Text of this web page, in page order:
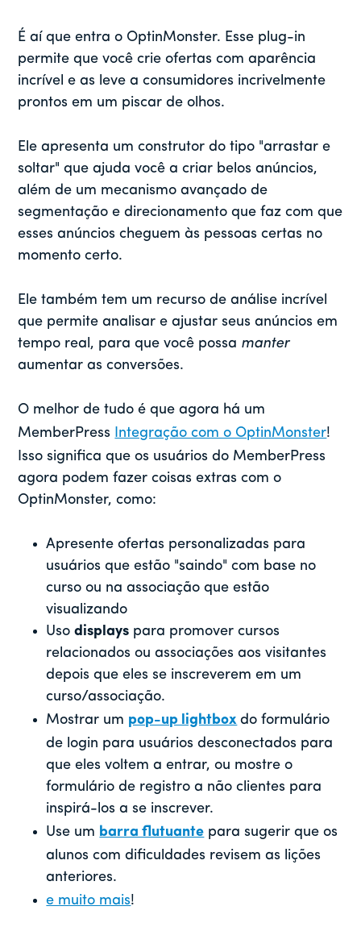
É aí que entra o OptinMonster. Esse plug-in
permite que você crie ofertas com aparência
incrível e as leve a consumidores incrivelmente
prontos em um piscar de olhos.
Ele apresenta um construtor do tipo "arrastar e
soltar" que ajuda você a criar belos anúncios,
além de um mecanismo avançado de
segmentação e direcionamento que faz com que
esses anúncios cheguem às pessoas certas no
momento certo.
Ele também tem um recurso de análise incrível
que permite analisar e ajustar seus anúncios em
tempo real, para que você possa manter
aumentar as conversões.
O melhor de tudo é que agora há um
MemberPress Integração com o OptinMonster!
Isso significa que os usuários do MemberPress
agora podem fazer coisas extras com o
OptinMonster, como:
Apresente ofertas personalizadas para
usuários que estão "saindo" com base no
curso ou na associação que estão
visualizando
Usodisplays para promover cursos
relacionados ou associações aos visitantes
depois que eles se inscreverem em um
curso/associação.
Mostrar um pop-up lightbox do formulário
de login para usuários desconectados para
que eles voltem a entrar, ou mostre o
formulário de registro a não clientes para
inspirá-los a se inscrever.
Use um barra flutuante para sugerir que os
alunos com dificuldades revisem as lições
anteriores.
e muito mais!